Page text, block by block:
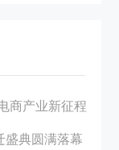
商产业新征程
盛典圆满落幕